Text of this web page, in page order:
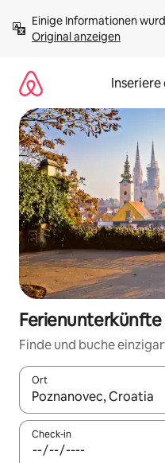
Inhalten
springenOriginal anzeigen
Ferienunterkünfte
Finde und buche
Ort
Wenn Ergebnisse
Check-in